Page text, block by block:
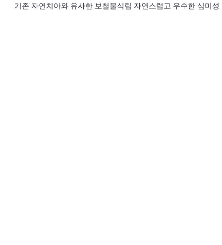
기존 자연치아와 유사한 보철물식립 자연스럽고 우수한 심미성